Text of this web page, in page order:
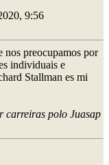
9:56
nos preocupamos por
individuais e
Stallman es mi
carreiras polo Juasap